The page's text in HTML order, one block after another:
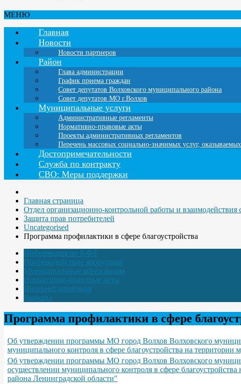
МЕНЮ
Главная
Новости
Новости партнеров
Район
Глава администрации
График приема граждан
Совет депутатов Волховского муниципального района
Совет депутатов МО г.Волхов
Муниципальные услуги
Административные регламенты
Нормативно-правовые акты
Проекты административных регламентов
Перечень массовых социально-значимых услуг,
Достопримечательности
Служба по контракту
СВО: Меры поддержки
Главная страница
Отдел организационно-контрольной работы и
Защита прав потребителей
Uncategorised
Программа профилактики в сфере благоустройства
Информация по 8-ФЗ
Противодействие коррупции
Муниципальные образования
Нормативно-правовые акты
Интернет-приёмная
Выборы
Программа профилактики в сфере
Об утверждении программы МО город Волхов Волховского
муниципального контроля в сфере благоустройства на
Об утверждении программы МО город Волхов Волховского
осуществлении муниципального контроля в сфере
района Ленинградской области"